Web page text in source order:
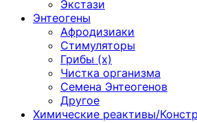
Экстази
Энтеогены
Афродизиаки
Стимуляторы
Грибы (х)
Чистка организма
Семена Энтеогенов
Другое
Химические реактивы/